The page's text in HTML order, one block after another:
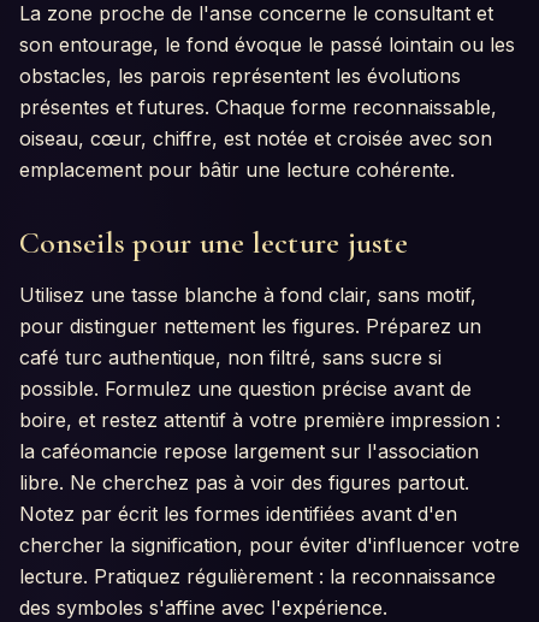
La zone proche de l'anse concerne le consultant et
son entourage, le fond évoque le passé lointain ou les
obstacles, les parois représentent les évolutions
présentes et futures. Chaque forme reconnaissable,
oiseau, cœur, chiffre, est notée et croisée avec son
emplacement pour bâtir une lecture cohérente.
Conseils pour une lecture juste
Utilisez une tasse blanche à fond clair, sans motif,
pour distinguer nettement les figures. Préparez un
café turc authentique, non filtré, sans sucre si
possible. Formulez une question précise avant de
boire, et restez attentif à votre première impression :
la caféomancie repose largement sur l'association
libre. Ne cherchez pas à voir des figures partout.
Notez par écrit les formes identifiées avant d'en
chercher la signification, pour éviter d'influencer votre
lecture. Pratiquez régulièrement : la reconnaissance
des symboles s'affine avec l'expérience.